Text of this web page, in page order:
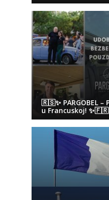
🇷🇸✨ PARGOBEL –
u Francuskoj! ✨🇫🇷